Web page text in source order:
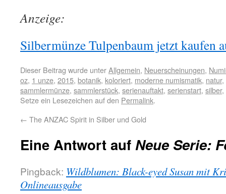
Anzeige:
Silbermünze Tulpenbaum jetzt kaufen
Dieser Beitrag wurde unterAllgemein, Neuerscheinungen,
oz, 1 unze, 2015, botanik, koloriert, moderne numismatik, natur,
sammlermünze, sammlerstück, serienauftakt, serienstart, silber,
Setze ein Lesezeichen auf den Permalink.
← The ANZAC Spirit in Silber und Gold
Eine Antwort auf Neue Serie:
Pingback: Wildblumen: Black-eyed Susan mit
Onlineausgabe